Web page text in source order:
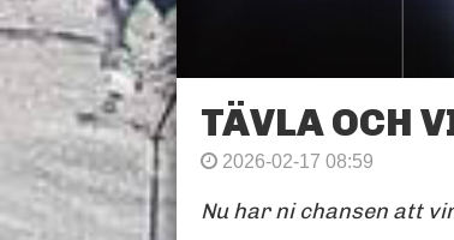
TÄVLA OCH
2026-02-17 08:59
Nu har ni chansen att